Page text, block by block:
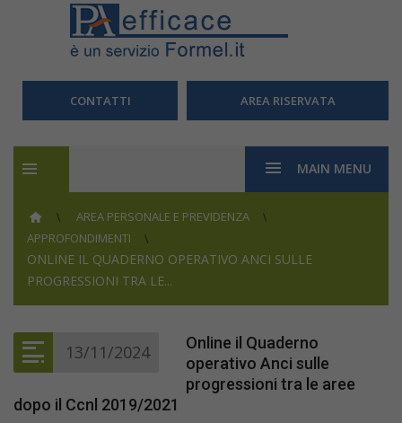
CONTATTI AREA RISERVATA
MAIN MENU
AREA PERSONALE E PREVIDENZA
APPROFONDIMENTI
ONLINE IL QUADERNO OPERATIVO ANCI SULLE
PROGRESSIONI TRA LE...
13/11/2024
Online il Quaderno
operativo Anci sulle
progressioni tra le aree
dopo il Ccnl 2019/2021